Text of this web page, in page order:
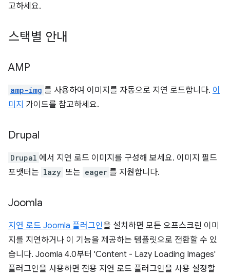
고하세요.
스택별 안내
AMP
amp-img 를 사용하여 이미지를 자동으로 지연 로드합니다. 이
미지 가이드를 참고하세요.
Drupal
Drupal 에서 지연 로드 이미지를 구성해 보세요. 이미지 필드
포맷터는 lazy 또는 eager 를 지원합니다.
Joomla
지연 로드 Joomla 플러그인을 설치하면 모든 오프스크린 이미
지를 지연하거나 이 기능을 제공하는 템플릿으로 전환할 수 있
습니다. Joomla 4.0부터 'Content - Lazy Loading Images'
플러그인을 사용하면 전용 지연 로드 플러그인을 사용 설정할